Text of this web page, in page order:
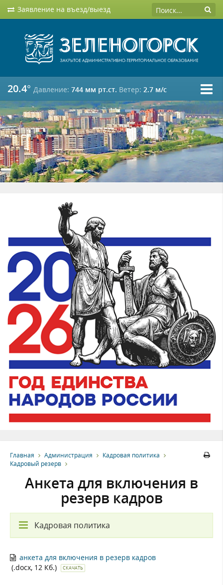
Заявление на въезд/выезд
20.4° Давление: 744 мм рт.ст. Ветер: 2.7 м/c
Главная Администрация
Кадровая политика
Кадровый резерв
Анкета для включения в
резерв кадров
Кадровая политика
анкета для включения в резерв кадров
(.docx, 12 Кб.)
СКАЧАТЬ